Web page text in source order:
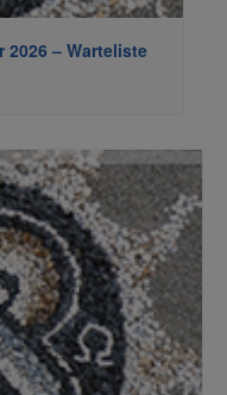
2026 – Warteliste